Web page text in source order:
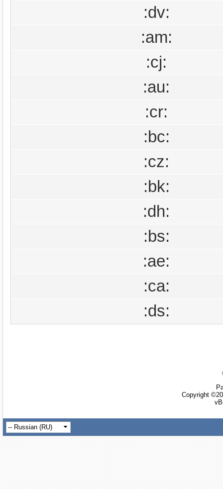
:dv:
:am:
:cj:
:au:
:cr:
:bc:
:cz:
:bk:
:dh:
:bs:
:ae:
:ca:
:ds:
Copyright